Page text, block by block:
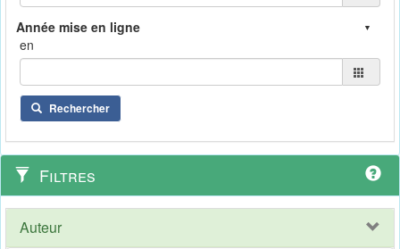
en
Rechercher
Filtres
Auteur